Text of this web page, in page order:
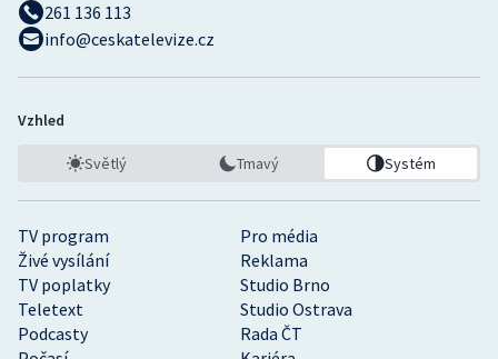
TV program
Pro média
Živé vysílání
Reklama
TV poplatky
Studio Brno
Teletext
Studio Ostrava
Podcasty
Rada ČT
261 136 113
info@ceskatelevize.cz
Vzhled
Světlý Tmavý Systém